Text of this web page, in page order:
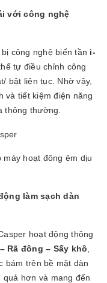
với công nghệ
công nghệ biến tần i-
tự điều chỉnh công
bật liên tục. Nhờ vậy,
và tiết kiệm điện năng
thông thường.
máy hoạt đông êm dịu
làm sạch dàn
hoạt động thông
Rã đông – Sấy khô
bám trên bề mặt dàn
hơn và mang đến